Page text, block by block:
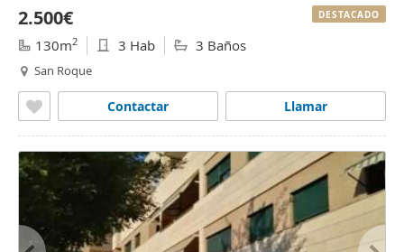
2.500€
130m2 3 Hab 3 Baños
San Roque
Llamar
Contactar
DESTACADO